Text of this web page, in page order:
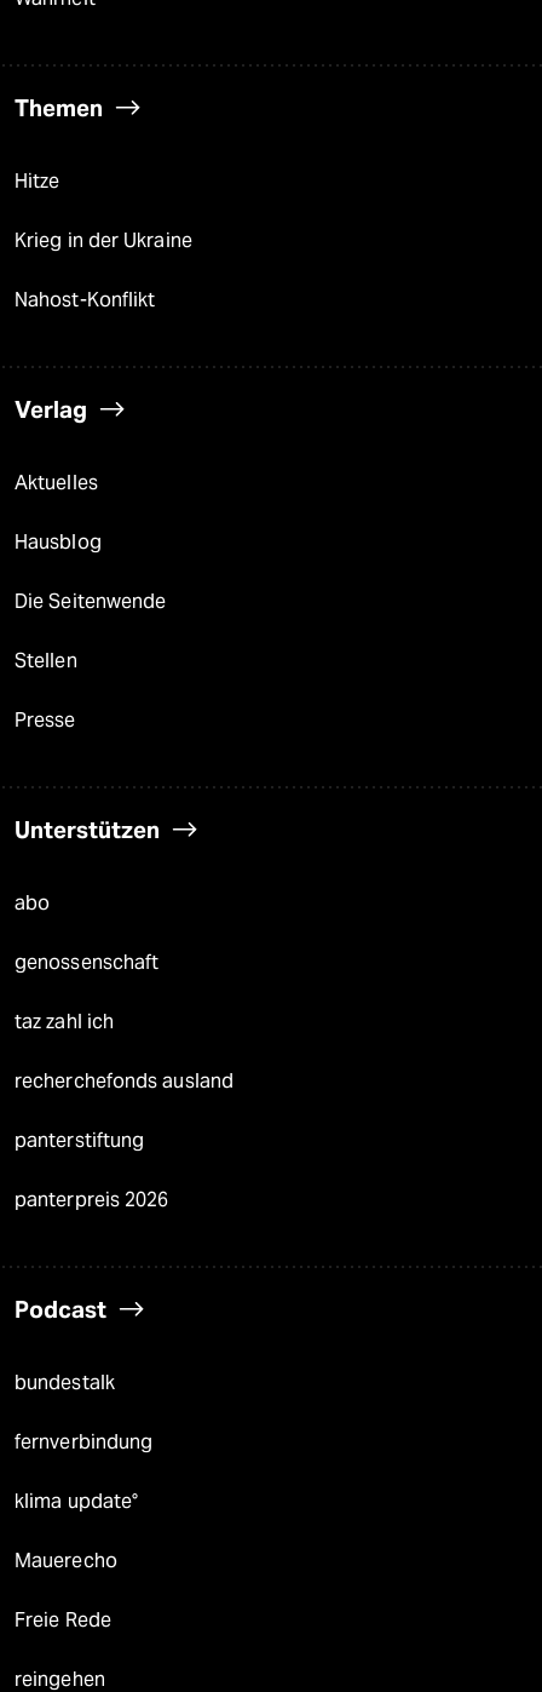
Themen
Hitze
Krieg in der Ukraine
Nahost-Konflikt
Verlag
Aktuelles
Hausblog
Die Seitenwende
Stellen
Presse
Unterstützen
abo
genossenschaft
taz zahl ich
recherchefonds ausland
panterstiftung
panterpreis 2026
Podcast
bundestalk
fernverbindung
klima update°
Mauerecho
Freie Rede
reingehen